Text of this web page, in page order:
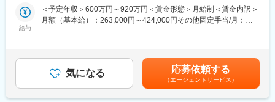
技術・組込みソリューションを活かして製品開発を支援。加賀電
子グループとなった事で、幅広い商材と強力なEMS機能を活用
入。世界最小レベルのBLEや長距離通信対応モジュール等、20種
以上のラインナップを展開し、IoTブランド「CONTINECT」を立
ち上げ、新技術と既存ノウハウを融合した新規事業にも積極的に
フトウェア開発業務が拡大しています。
国内・海外の自動車メーカーやサプライヤを顧客とした技術営業
■具体的には：
◇組込みソフトウェア技術営業
・顧客提案資料作成・顧客との折衝（課題・要望を把握し、課題
給与
＜予定年収＞600万円～920万円＜賃金形態＞月給制＜賃金内訳＞
月額（基本給）：263,000円～424,000円その他固定手当/月：
訳：基本給＋そのほか手当■その他手当：「福利厚生その他」欄参
照■昇給：年1回（4月）■賞与：年2回（7月・12月）※約8か月
（直近数年の実績を踏まえた想定支給月数）賃金はあくまでも目
安の金額であり、選考を通じて上下する可能性があります。月給
気になる 応募依頼する
（エージェントサービス）